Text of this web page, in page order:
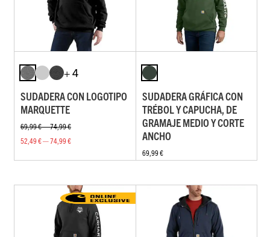
+ 4
SUDADERA CON LOGOTIPO
MARQUETTE
69,99 € — 74,99 €
52,49 € — 74,99 €
SUDADERA GRÁFICA CON
TRÉBOL Y CAPUCHA, DE
GRAMAJE MEDIO Y CORTE
ANCHO
69,99 €